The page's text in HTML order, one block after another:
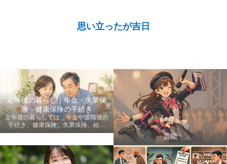
思い立ったが吉日
定年後の暮らし｜年金・失業保
険・健康保険の手続き
定年後の暮らしでは、年金や退職後の
手続き、健康保険、失業保険、給付
金、医療費など、老後に知っておきた
します。
芸能